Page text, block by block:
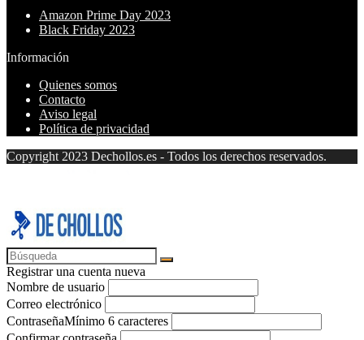
Amazon Prime Day 2023
Black Friday 2023
Información
Quienes somos
Contacto
Aviso legal
Política de privacidad
Copyright 2023 Dechollos.es - Todos los derechos reservados.
Registrar una cuenta nueva
Nombre de usuario
Correo electrónico
ContraseñaMínimo 6 caracteres